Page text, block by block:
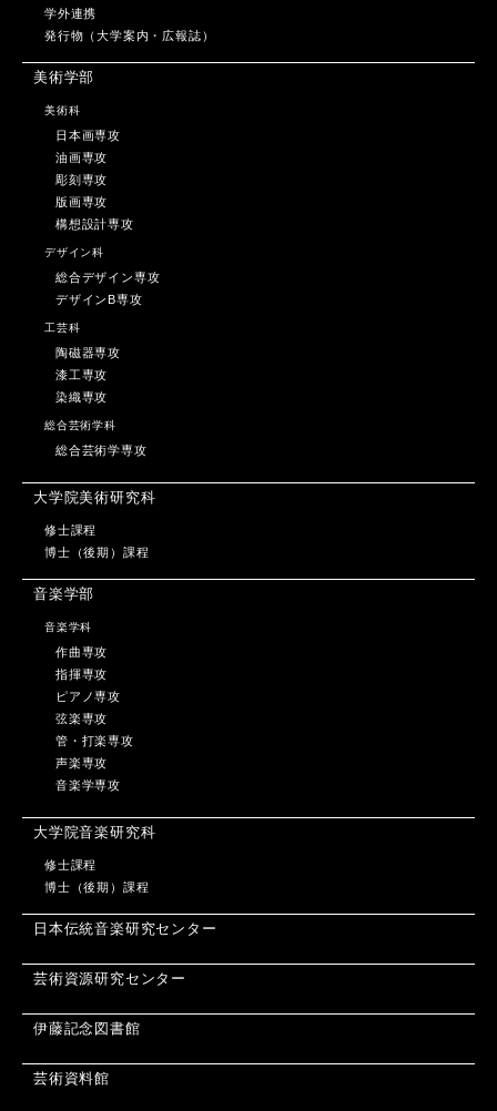
学外連携
発行物（大学案内・広報誌）
美術学部
美術科
日本画専攻
油画専攻
彫刻専攻
版画専攻
構想設計専攻
デザイン科
総合デザイン専攻
デザインB専攻
工芸科
陶磁器専攻
漆工専攻
染織専攻
総合芸術学科
総合芸術学専攻
大学院美術研究科
修士課程
博士（後期）課程
音楽学部
音楽学科
作曲専攻
指揮専攻
ピアノ専攻
弦楽専攻
管・打楽専攻
声楽専攻
音楽学専攻
大学院音楽研究科
修士課程
博士（後期）課程
日本伝統音楽研究センター
芸術資源研究センター
伊藤記念図書館
芸術資料館